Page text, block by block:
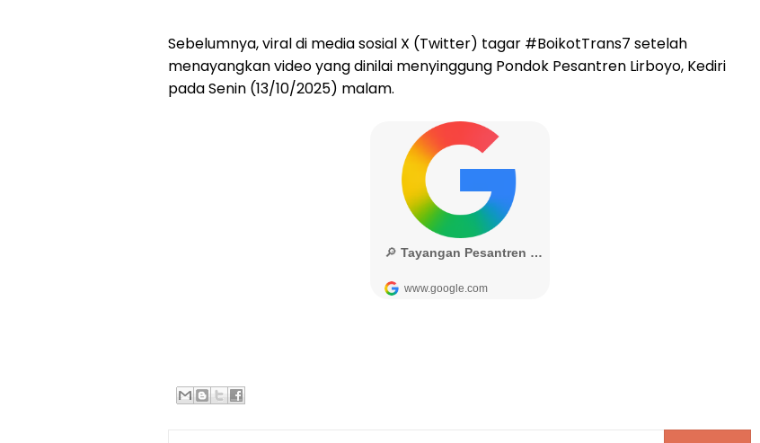
Sebelumnya, viral di media sosial X (Twitter) tagar #BoikotTrans7 setelah
menayangkan video yang dinilai menyinggung Pondok Pesantren Lirboyo, Kediri
pada Senin (13/10/2025) malam.